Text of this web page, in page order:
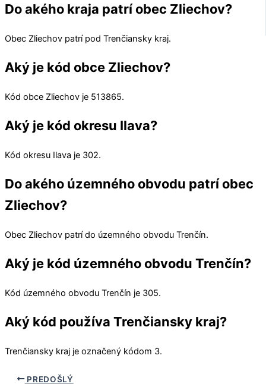
Do akého kraja patrí obec Zliechov?
Obec Zliechov patrí pod Trenčiansky kraj.
Aký je kód obce Zliechov?
Kód obce Zliechov je 513865.
Aký je kód okresu Ilava?
Kód okresu Ilava je 302.
Do akého územného obvodu patrí obec
Zliechov?
Obec Zliechov patrí do územného obvodu Trenčín.
Aký je kód územného obvodu Trenčín?
Kód územného obvodu Trenčín je 305.
Aký kód používa Trenčiansky kraj?
Trenčiansky kraj je označený kódom 3.
PREDOŠLÝ